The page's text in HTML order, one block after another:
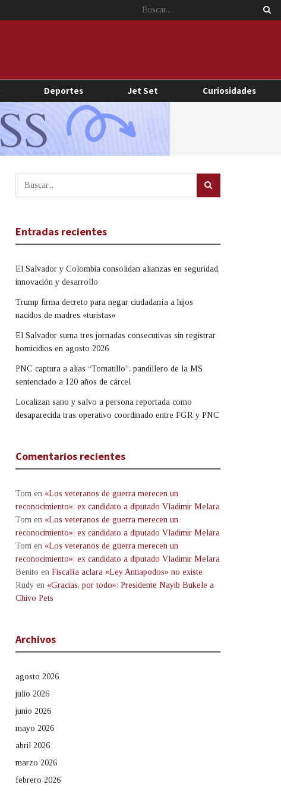
Deportes Jet Set Curiosidades
Entradas recientes
El Salvador y Colombia consolidan alianzas en seguridad,
innovación y desarrollo
Trump firma decreto para negar ciudadanía a hijos
nacidos de madres «turistas»
El Salvador suma tres jornadas consecutivas sin registrar
homicidios en agosto 2026
PNC captura a alias “Tomatillo”, pandillero de la MS
sentenciado a 120 años de cárcel
Localizan sano y salvo a persona reportada como
desaparecida tras operativo coordinado entre FGR y PNC
Comentarios recientes
Tom en «Los veteranos de guerra merecen un
reconocimiento»: ex candidato a diputado Vladimir Melara
Tom en «Los veteranos de guerra merecen un
reconocimiento»: ex candidato a diputado Vladimir Melara
Tom en «Los veteranos de guerra merecen un
reconocimiento»: ex candidato a diputado Vladimir Melara
Benito en Fiscalía aclara «Ley Antiapodos» no existe
Rudy en «Gracias, por todo»: Presidente Nayib Bukele a
Chivo Pets
Archivos
agosto 2026
julio 2026
junio 2026
mayo 2026
abril 2026
marzo 2026
febrero 2026